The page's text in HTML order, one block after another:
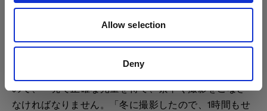
Allow selection
Deny
ゴールデンアワー：素早く考え
る
ゴールデンアワーの撮影では、太陽がとても早く沈む
ので、一発で正確な光量を得て、素早く撮影をこなさ
なければなりません。「冬に撮影したので、1時間もせ